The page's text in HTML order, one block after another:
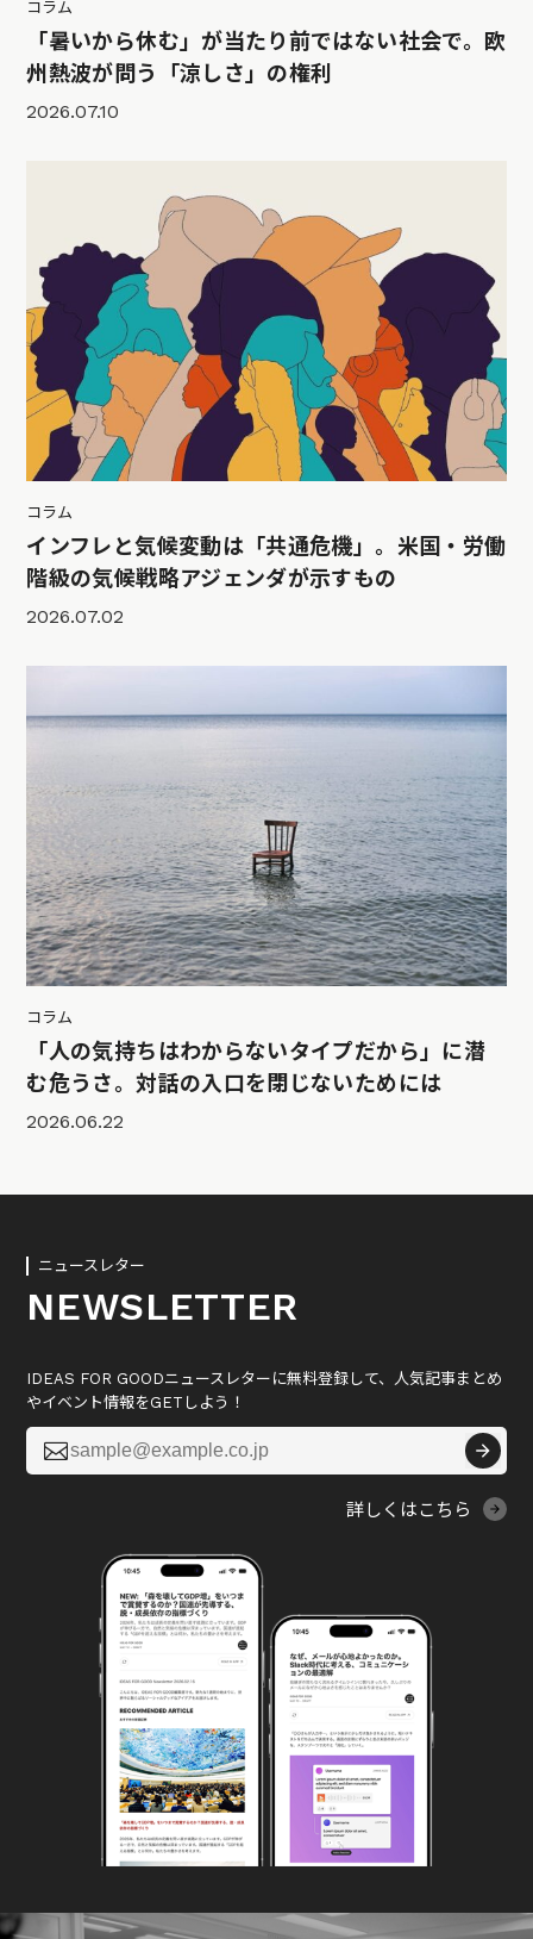
コラム
「暑いから休む」が当たり前ではない社会で。欧
州熱波が問う「涼しさ」の権利
2026.07.10
コラム
インフレと気候変動は「共通危機」。米国・労働
階級の気候戦略アジェンダが示すもの
2026.07.02
コラム
「人の気持ちはわからないタイプだから」に潜
む危うさ。対話の入口を閉じないためには
2026.06.22
ニュースレター
NEWSLETTER
IDEAS FOR GOODニュースレターに無料登録して、人気記事まとめ
やイベント情報をGETしよう！

詳しくはこちら